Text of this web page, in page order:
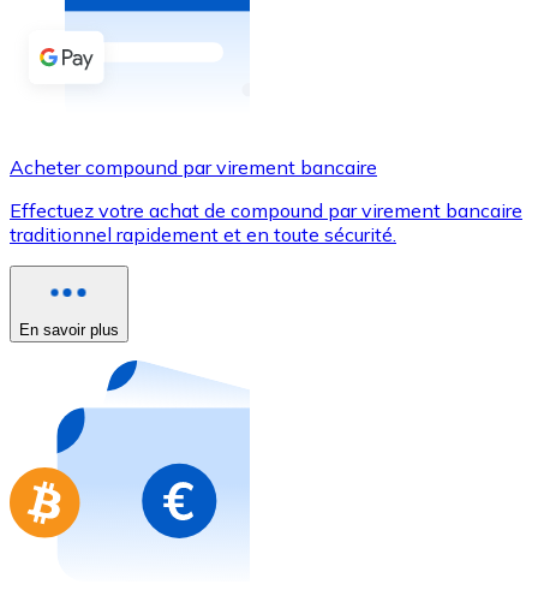
Acheter avec espèces
Virement SEPA
Utilisez les cartes Visa et Mastercard pour acheter
Acheter avec carte
Nouveau
Achetez des cartes-cadeaux de vos marques
Aller à la boutique de cartes-cadeaux
Acheter compound par virement bancaire
Effectuez votre achat de compound par virement bancaire
traditionnel rapidement et en toute sécurité.
En savoir plus